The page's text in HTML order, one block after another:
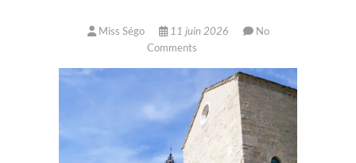
Miss Ségo 11 juin 2026
No
Comments